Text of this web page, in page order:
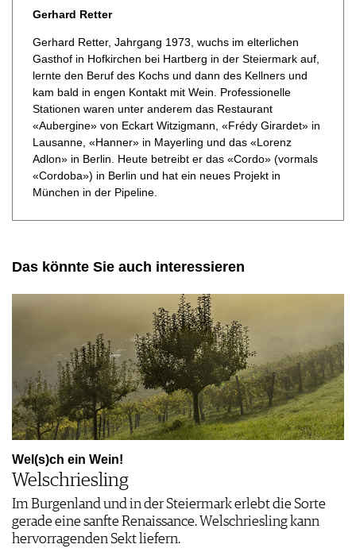
Gerhard Retter
Gerhard Retter, Jahrgang 1973, wuchs im elterlichen
Gasthof in Hofkirchen bei Hartberg in der Steiermark auf,
lernte den Beruf des Kochs und dann des Kellners und
kam bald in engen Kontakt mit Wein. Professionelle
Stationen waren unter anderem das Restaurant
«Aubergine» von Eckart Witzigmann, «Frédy Girardet» in
Lausanne, «Hanner» in Mayerling und das «Lorenz
Adlon» in Berlin. Heute betreibt er das «Cordo» (vormals
«Cordoba») in Berlin und hat ein neues Projekt in
München in der Pipeline.
Das könnte Sie auch interessieren
Wel(s)ch ein Wein!
Welschriesling
Im Burgenland und in der Steiermark erlebt die Sorte
gerade eine sanfte Renaissance. Welschriesling kann
hervorragenden Sekt liefern.